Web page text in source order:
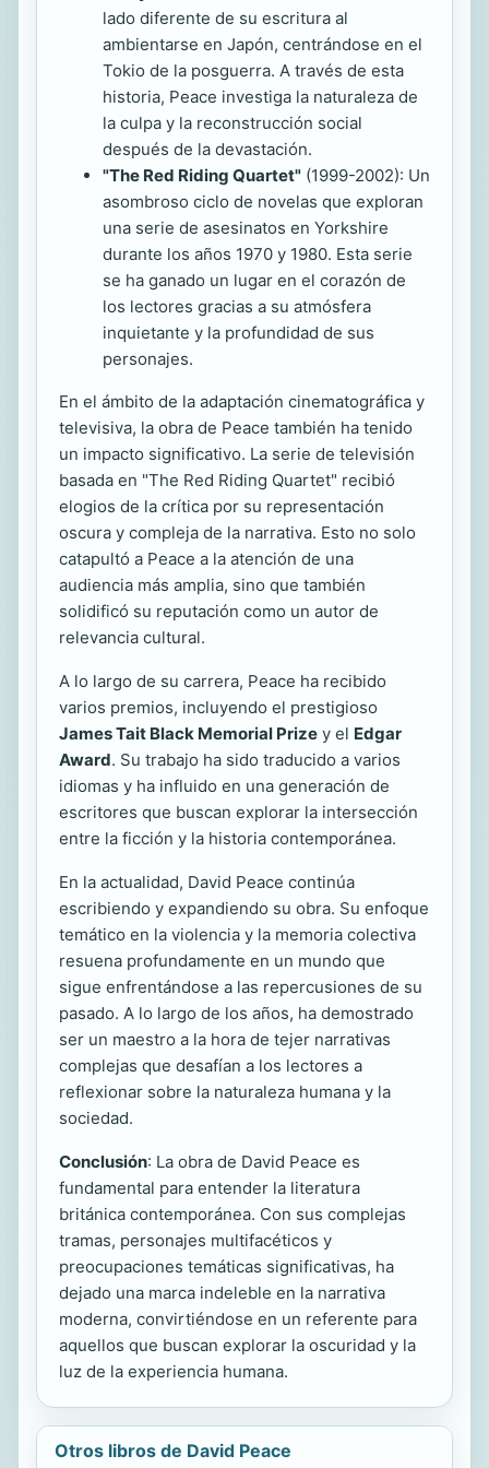
lado diferente de su escritura al
ambientarse en Japón, centrándose en el
Tokio de la posguerra. A través de esta
historia, Peace investiga la naturaleza de
la culpa y la reconstrucción social
después de la devastación.
"The Red Riding Quartet" (1999-2002): Un
asombroso ciclo de novelas que exploran
una serie de asesinatos en Yorkshire
durante los años 1970 y 1980. Esta serie
se ha ganado un lugar en el corazón de
los lectores gracias a su atmósfera
inquietante y la profundidad de sus
personajes.
En el ámbito de la adaptación cinematográfica y
televisiva, la obra de Peace también ha tenido
un impacto significativo. La serie de televisión
basada en "The Red Riding Quartet" recibió
elogios de la crítica por su representación
oscura y compleja de la narrativa. Esto no solo
catapultó a Peace a la atención de una
audiencia más amplia, sino que también
solidificó su reputación como un autor de
relevancia cultural.
A lo largo de su carrera, Peace ha recibido
varios premios, incluyendo el prestigioso
James Tait Black Memorial Prize y el Edgar
Award. Su trabajo ha sido traducido a varios
idiomas y ha influido en una generación de
escritores que buscan explorar la intersección
entre la ficción y la historia contemporánea.
En la actualidad, David Peace continúa
escribiendo y expandiendo su obra. Su enfoque
temático en la violencia y la memoria colectiva
resuena profundamente en un mundo que
sigue enfrentándose a las repercusiones de su
pasado. A lo largo de los años, ha demostrado
ser un maestro a la hora de tejer narrativas
complejas que desafían a los lectores a
reflexionar sobre la naturaleza humana y la
sociedad.
Conclusión: La obra de David Peace es
fundamental para entender la literatura
británica contemporánea. Con sus complejas
tramas, personajes multifacéticos y
preocupaciones temáticas significativas, ha
dejado una marca indeleble en la narrativa
moderna, convirtiéndose en un referente para
aquellos que buscan explorar la oscuridad y la
luz de la experiencia humana.
Otros libros de David Peace